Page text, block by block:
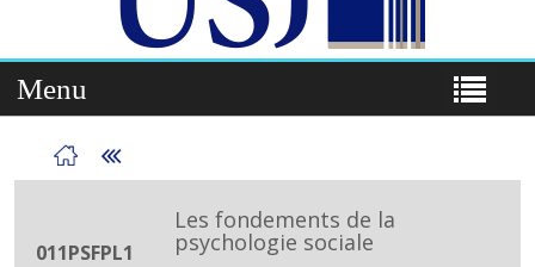
Menu
011PSFPL1
Les fondements de la
psychologie sociale